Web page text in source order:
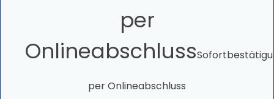
per
Onlineabschluss
per Onlineabschluss